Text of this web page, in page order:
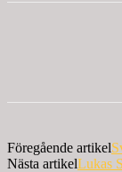
Föregående artikel
Nästa artikelLukas